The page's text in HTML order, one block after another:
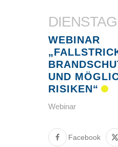
DIENSTAG
WEBINAR
UND
RISIKEN“
Webinar
Facebook